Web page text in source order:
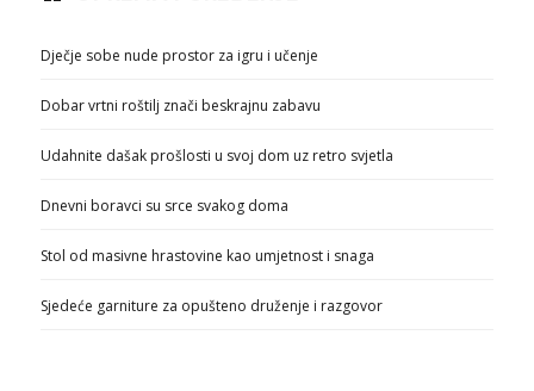
Dječje sobe nude prostor za igru i učenje
Dobar vrtni roštilj znači beskrajnu zabavu
Udahnite dašak prošlosti u svoj dom uz retro svjetla
Dnevni boravci su srce svakog doma
Stol od masivne hrastovine kao umjetnost i snaga
Sjedeće garniture za opušteno druženje i razgovor